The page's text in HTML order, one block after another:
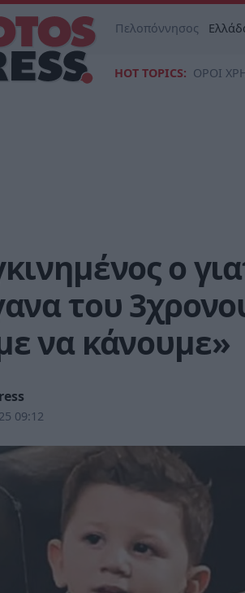
Πελοπόννησος
HOT TOPICS: ΟΡΟΙ
ο
του
να κάνουμε»
09:12